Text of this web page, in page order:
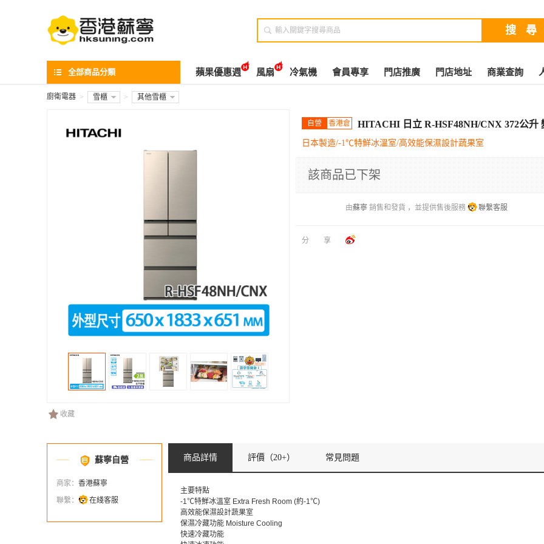

全部商品分類 蘋果優惠週 風扇 冷氣機 會員專享 門店推廣 門店地址 商業查詢
廚衛電器 > 雪櫃 > 其他雪櫃
收藏
自營 香港倉 HITACHI 日立 R-HSF48NH/CNX 372公升
日本製造/-1℃特鮮冰溫室/高效能保濕設計蔬果室
該商品已下架
由蘇寧 銷售和發貨 ，並提供售後服務 聯繫客服
分享
蘇寧自營
商家： 香港蘇寧
聯繫：
在綫客服
商品詳情 評價 （20+） 常見問題
主要特點
-1℃特鮮冰溫室 Extra Fresh Room (約-1℃)
高效能保濕設計蔬果室
保濕冷藏功能 Moisture Cooling
快速冷藏功能